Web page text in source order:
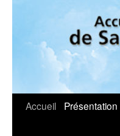
Aller
Accueil Présentation